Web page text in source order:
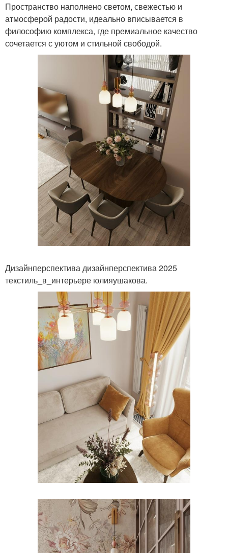
Пространство наполнено светом, свежестью и
атмосферой радости, идеально вписывается в
философию комплекса, где премиальное качество
сочетается с уютом и стильной свободой.
Дизайнперспектива дизайнперспектива 2025
текстиль_в_интерьере юлияушакова.